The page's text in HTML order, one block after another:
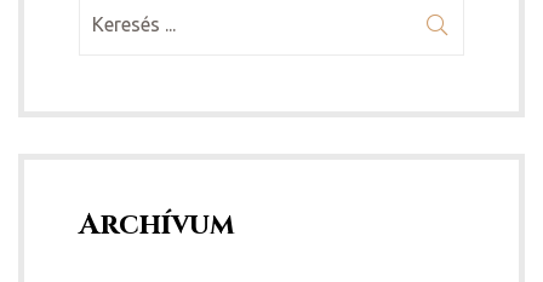
Archívum